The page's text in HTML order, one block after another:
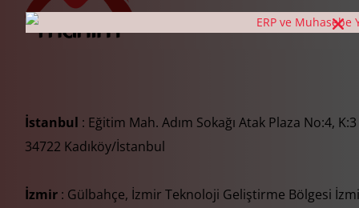
İstanbul : Eğitim Mah. Adım Sokağı Atak Plaza No:4,
34722 Kadıköy/İstanbul
İzmir : Gülbahçe, İzmir Teknoloji Geliştirme Bölgesi